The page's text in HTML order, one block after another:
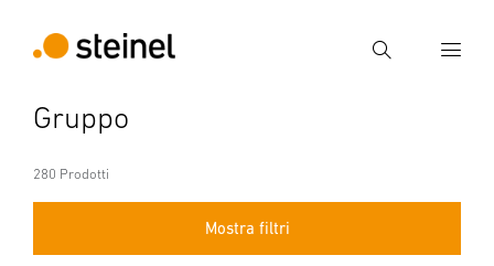
Ricerca
Gruppo
280 Prodotti
Mostra filtri